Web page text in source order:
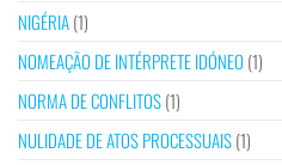
NIGÉRIA(1)
NOMEAÇÃO DE INTÉRPRETE IDÓNEO (1)
NORMA DE CONFLITOS(1)
NULIDADE DE ATOS PROCESSUAIS(1)